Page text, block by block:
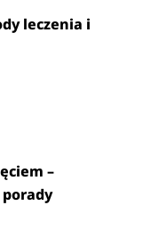
leczenia i
–